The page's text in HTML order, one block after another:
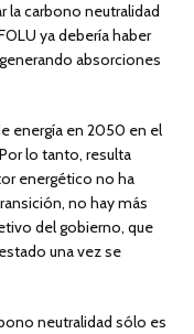
la carbono neutralidad
ya debería haber
absorciones
energía en 2050 en el
lo tanto, resulta
energético no ha
no hay más
del gobierno, que
una vez se
neutralidad sólo es